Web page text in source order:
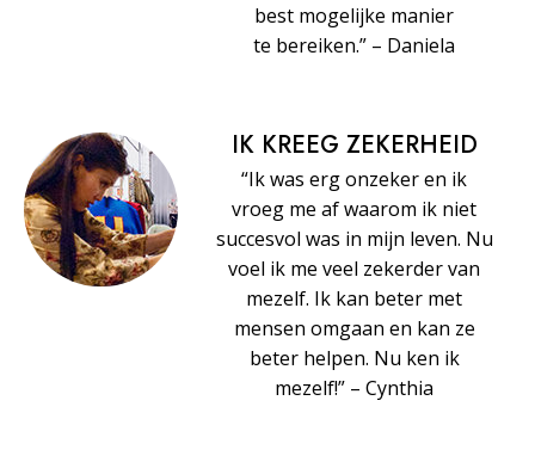
best mogelijke manier
te bereiken.” – Daniela
IK KREEG ZEKERHEID
“Ik was erg onzeker en ik
vroeg me af waarom ik niet
succesvol was in mijn leven. Nu
voel ik me veel zekerder van
mezelf. Ik kan beter met
mensen omgaan en kan ze
beter helpen. Nu ken ik
mezelf!” – Cynthia